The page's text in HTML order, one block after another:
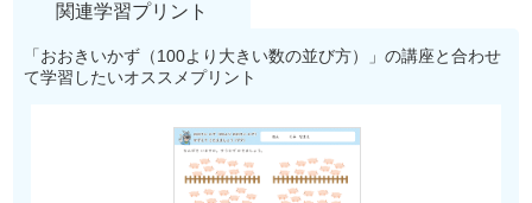
関連学習プリント
「おおきいかず（100より大きい数の並び方）」の講座と合わせ
て学習したいオススメプリント